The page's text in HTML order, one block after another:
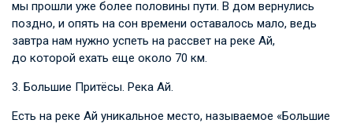
мы прошли уже более половины пути. В дом вернулись
поздно, и опять на сон времени оставалось мало, ведь
завтра нам нужно успеть на рассвет на реке Ай,
до которой ехать еще около 70 км.
3. Большие Притёсы. Река Ай.
Есть на реке Ай уникальное место, называемое «Большие